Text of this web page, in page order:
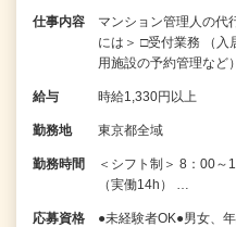
仕事内容
マンション管理人の代
には＞ □受付業務 （入
用施設の予約管理など
給与 時給1,330円以上
勤務地 東京都全域
勤務時間
＜シフト制＞ 8：00
（実働14h） …
応募資格 ●未経験者OK●男女、